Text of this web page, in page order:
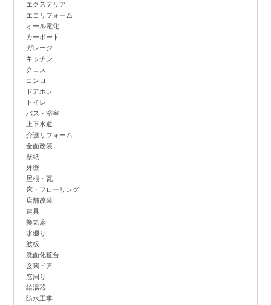
エクステリア
エコリフォーム
オール電化
カーポート
ガレージ
キッチン
クロス
コンロ
ドアホン
トイレ
バス・浴室
上下水道
介護リフォーム
全面改装
壁紙
外壁
屋根・瓦
床・フローリング
店舗改装
建具
換気扇
水廻り
波板
洗面化粧台
玄関ドア
窓周り
給湯器
防水工事